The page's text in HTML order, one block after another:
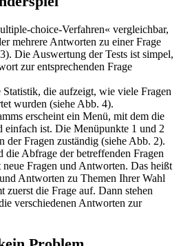
choice-Verfahren« vergleichbar,
mehrere Antworten zu einer Frage
Die Auswertung der Tests ist simpel,
zur entsprechenden Frage
die aufzeigt, wie viele Fragen
wurden (siehe Abb. 4).
erscheint ein Menü, mit dem die
einfach ist. Die Menüpunkte 1 und 2
der Fragen zuständig (siehe Abb. 2).
Abfrage der betreffenden Fragen
neue Fragen und Antworten. Das heißt
Antworten zu Themen Ihrer Wahl
die Frage auf. Dann stehen
verschiedenen Antworten zur